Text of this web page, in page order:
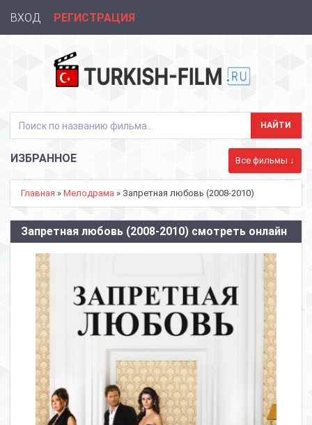
ВХОД РЕГИСТРАЦИЯ
ИЗБРАННОЕ Все фильмы ↓
Главная » Мелодрама » Запретная любовь (2008-2010)
Запретная любовь (2008-2010) смотреть онлайн